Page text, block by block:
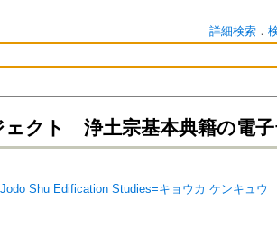
詳細検索．
クト 浄土宗基本典籍の電
Shu Edification Studies=キョウカ ケンキュウ